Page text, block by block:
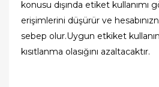
konusu dışında etiket kullanımı
erişimlerini düşürür ve
sebep olur.Uygun etkiket
kısıtlanma olasığını azaltacaktır.